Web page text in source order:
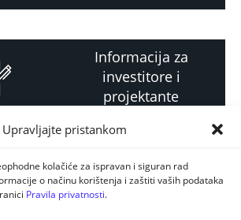
Upravljajte pristankom
kolačiće za ispravan i siguran rad
o načinu korištenja i zaštiti vaših podataka
Pravila privatnosti.
Informacija za
investitore i
projektante
Strateški i planski
dokument